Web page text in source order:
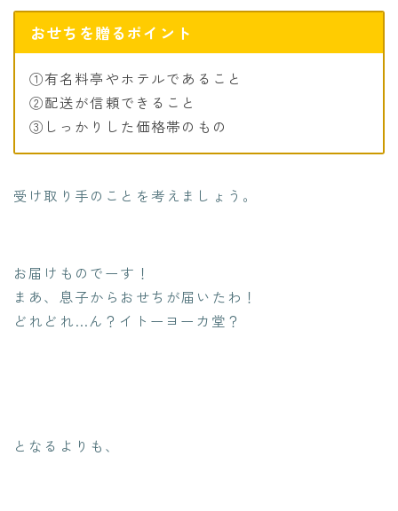
おせちを贈るポイント
①有名料亭やホテルであること
②配送が信頼できること
③しっかりした価格帯のもの
受け取り手のことを考えましょう。
お届けものでーす！
まあ、息子からおせちが届いたわ！
どれどれ…ん？イトーヨーカ堂？
となるよりも、